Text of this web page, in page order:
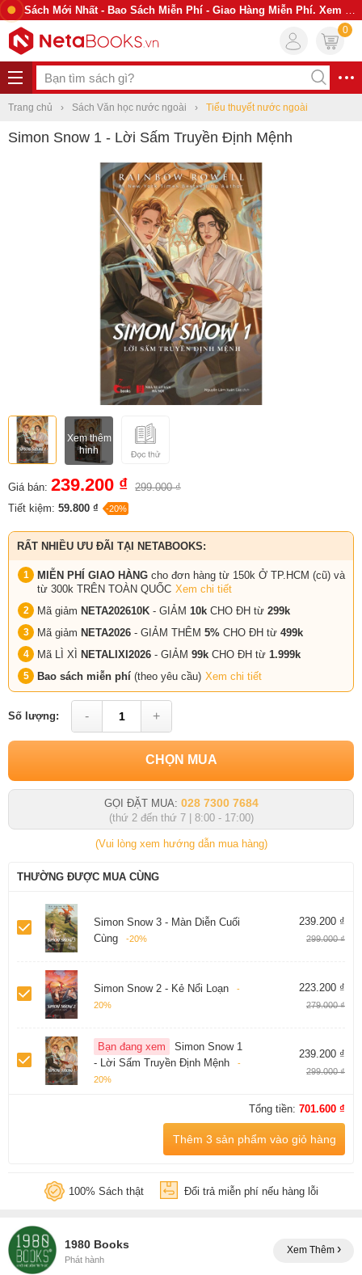
Sách Mới Nhất - Bao Sách Miễn Phí - Giao Hàng Miễn Phí. Xem Ngay
0
Trang chủ Sách Văn học nước ngoài Tiểu thuyết nước ngoài
Simon Snow 1 - Lời Sấm Truyền Định Mệnh
Xem thêm
hình
Giá bán: 239.200 ₫ 299.000 ₫
Tiết kiệm: 59.800 ₫ -20%
RẤT NHIỀU ƯU ĐÃI TẠI NETABOOKS:
MIỄN PHÍ GIAO HÀNG cho đơn hàng từ 150k Ở TP.HCM (cũ) và
từ 300k TRÊN TOÀN QUỐC Xem chi tiết
Mã giảm NETA202610K - GIẢM 10k CHO ĐH từ 299k
Mã giảm NETA2026 - GIẢM THÊM 5% CHO ĐH từ 499k
Mã LÌ XÌ NETALIXI2026 - GIẢM 99k CHO ĐH từ 1.999k
Bao sách miễn phí (theo yêu cầu) Xem chi tiết
Số lượng: - +
CHỌN MUA
GỌI ĐẶT MUA: 028 7300 7684
(thứ 2 đến thứ 7 | 8:00 - 17:00)
(Vui lòng xem hướng dẫn mua hàng)
THƯỜNG ĐƯỢC MUA CÙNG
Simon Snow 3 - Màn Diễn Cuối
Cùng
-20%
239.200 ₫
299.000 ₫
Simon Snow 2 - Kẻ Nổi Loạn
-
20%
223.200 ₫
279.000 ₫
Bạn đang xem
Simon Snow 1
- Lời Sấm Truyền Định Mệnh
-
20%
239.200 ₫
299.000 ₫
Tổng tiền: 701.600 ₫
Thêm 3 sản phẩm vào giỏ hàng
100% Sách thật Đổi trả miễn phí nếu hàng lỗi
1980 Books
Phát hành
Xem Thêm